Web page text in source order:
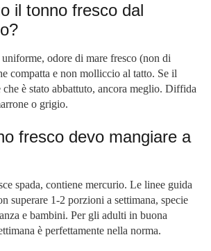
il tonno fresco dal
odore di mare fresco (non di
compatta e non molliccio al tatto. Se il
è stato abbattuto, ancora meglio. Diffida
o grigio.
fresco devo mangiare a
spada, contiene mercurio. Le linee guida
superare 1-2 porzioni a settimana, specie
e bambini. Per gli adulti in buona
è perfettamente nella norma.